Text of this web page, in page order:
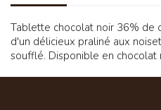
Tablette chocolat noir 36% de
d'un délicieux praliné aux
soufflé. Disponible en chocolat